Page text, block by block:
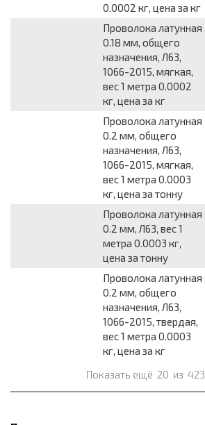
0.0002 кг, цена за кг
Проволока латунная
0.18 мм, общего
назначения, Л63,
1066-2015, мягкая,
вес 1 метра 0.0002
кг, цена за кг
Проволока латунная
0.2 мм, общего
назначения, Л63,
1066-2015, мягкая,
вес 1 метра 0.0003
кг, цена за тонну
Проволока латунная
0.2 мм, Л63, вес 1
метра 0.0003 кг,
цена за тонну
Проволока латунная
0.2 мм, общего
назначения, Л63,
1066-2015, твердая,
вес 1 метра 0.0003
кг, цена за кг
Показать ещё 20 из 423